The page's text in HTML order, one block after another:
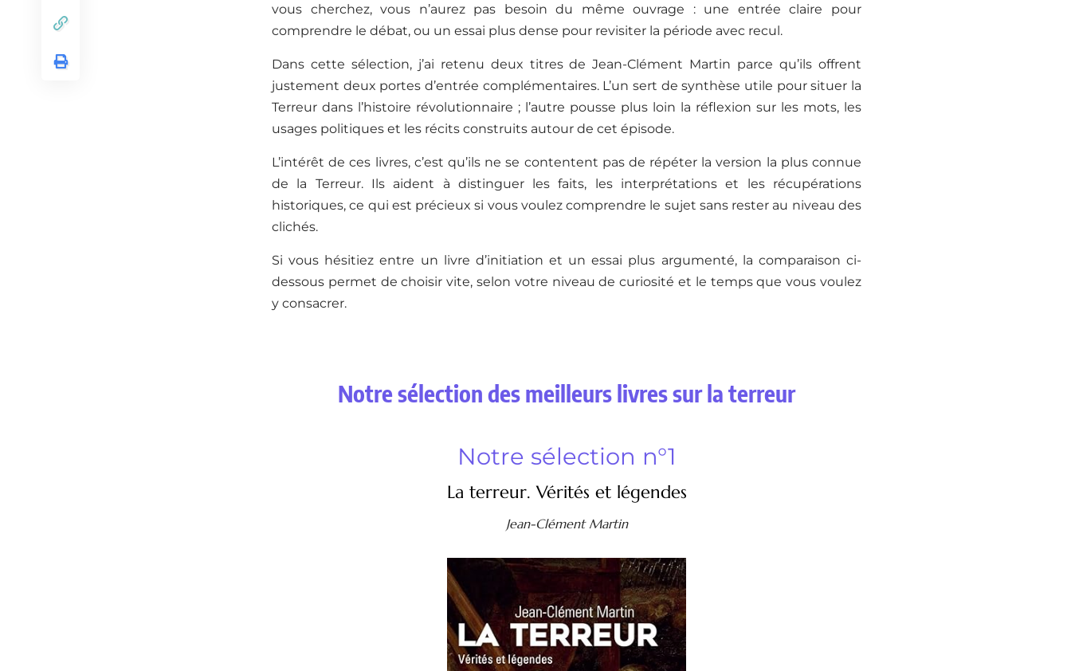
vous cherchez, vous n’aurez pas besoin du même ouvrage : une entrée claire pour
comprendre le débat, ou un essai plus dense pour revisiter la période avec recul.
Dans cette sélection, j’ai retenu deux titres de Jean-Clément Martin parce qu’ils offrent
justement deux portes d’entrée complémentaires. L’un sert de synthèse utile pour situer la
Terreur dans l’histoire révolutionnaire ; l’autre pousse plus loin la réflexion sur les mots, les
usages politiques et les récits construits autour de cet épisode.
L’intérêt de ces livres, c’est qu’ils ne se contentent pas de répéter la version la plus connue
de la Terreur. Ils aident à distinguer les faits, les interprétations et les récupérations
historiques, ce qui est précieux si vous voulez comprendre le sujet sans rester au niveau des
clichés.
Si vous hésitiez entre un livre d’initiation et un essai plus argumenté, la comparaison ci-
dessous permet de choisir vite, selon votre niveau de curiosité et le temps que vous voulez
y consacrer.
Notre sélection des meilleurs livres sur la terreur
Notre sélection n°1
La terreur. Vérités et légendes
Jean-Clément Martin